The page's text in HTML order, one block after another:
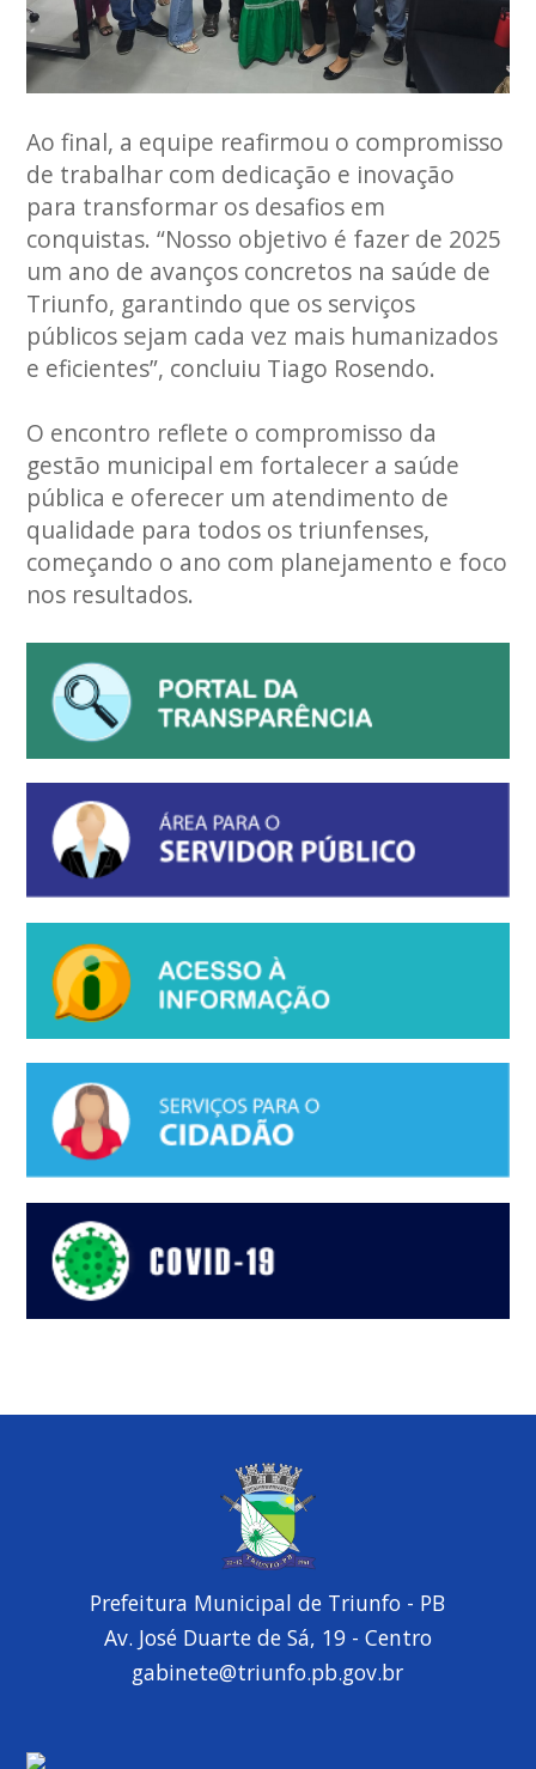
Ao final, a equipe reafirmou o compromisso
de trabalhar com dedicação e inovação
para transformar os desafios em
conquistas. “Nosso objetivo é fazer de 2025
um ano de avanços concretos na saúde de
Triunfo, garantindo que os serviços
públicos sejam cada vez mais humanizados
e eficientes”, concluiu Tiago Rosendo.
O encontro reflete o compromisso da
gestão municipal em fortalecer a saúde
pública e oferecer um atendimento de
qualidade para todos os triunfenses,
começando o ano com planejamento e foco
nos resultados.
Prefeitura Municipal de Triunfo - PB
Av. José Duarte de Sá, 19 - Centro
gabinete@triunfo.pb.gov.br